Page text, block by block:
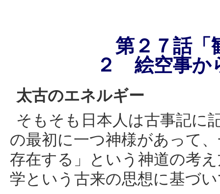
第２７話「
２ 絵空事か
太古のエネルギー
そもそも日本人は古事記に
の最初に一つ神様があって
存在する」という神道の考
学という古来の思想に基づ